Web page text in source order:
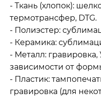
- Ткань (хлопок):
термотрансфер, DTG.
- Полиэстер:
- Керамика:
- Металл:
зависимости от
- Пластик:
гравировка (для